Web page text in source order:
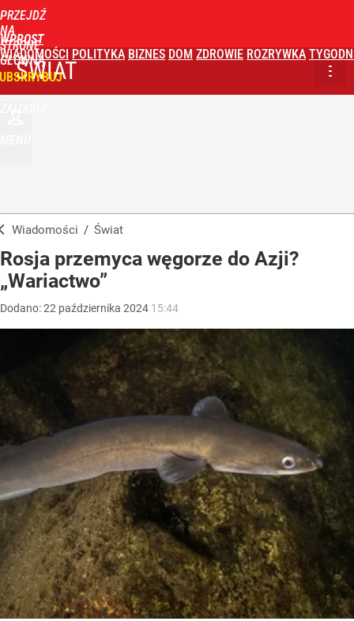
PRZEJDŹ
NA
STRONĘ
GŁÓWNĄ
WPROST
WIADOMOŚCI POLITYKA BIZNES DOM ZDROWIE ROZRYWKA
ŚWIAT
Wiadomości / Świat
Rosja przemyca węgorze do Azji?
„Wariactwo”
Dodano:22 października 2024 15:44